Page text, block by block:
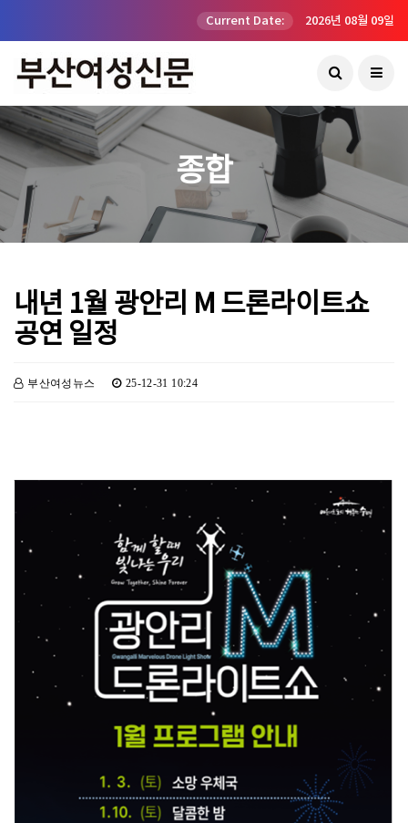
Current Date: 2026년 08월 09일
종합
내년 1월 광안리 M 드론라이트쇼
공연 일정
부산여성뉴스 25-12-31 10:24